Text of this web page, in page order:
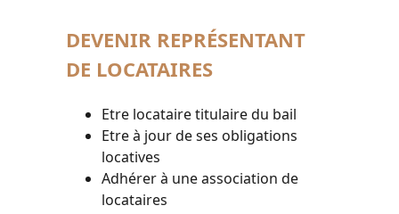
DEVENIR REPRÉSENTANT
DE LOCATAIRES
Etre locataire titulaire du bail
Etre à jour de ses obligations
locatives
Adhérer à une association de
locataires